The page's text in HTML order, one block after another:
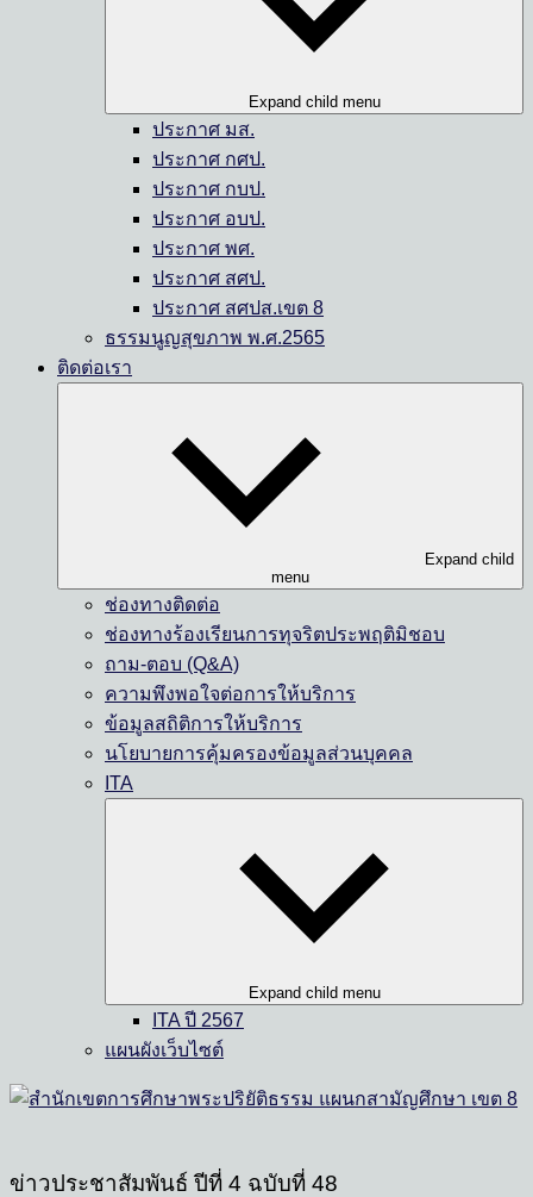
Expand child menu
ประกาศ มส.
ประกาศ กศป.
ประกาศ กบป.
ประกาศ อบป.
ประกาศ พศ.
ประกาศ สศป.
ประกาศ สศปส.เขต 8
ธรรมนูญสุขภาพ พ.ศ.2565
ติดต่อเรา
Expand child
menu
ช่องทางติดต่อ
ช่องทางร้องเรียนการทุจริตประพฤติมิชอบ
ถาม-ตอบ (Q&A)
ความพึงพอใจต่อการให้บริการ
ข้อมูลสถิติการให้บริการ
นโยบายการคุ้มครองข้อมูลส่วนบุคคล
ITA
Expand child menu
ITA ปี 2567
แผนผังเว็บไซต์
ข่าวประชาสัมพันธ์ ปีที่ 4 ฉบับที่ 48